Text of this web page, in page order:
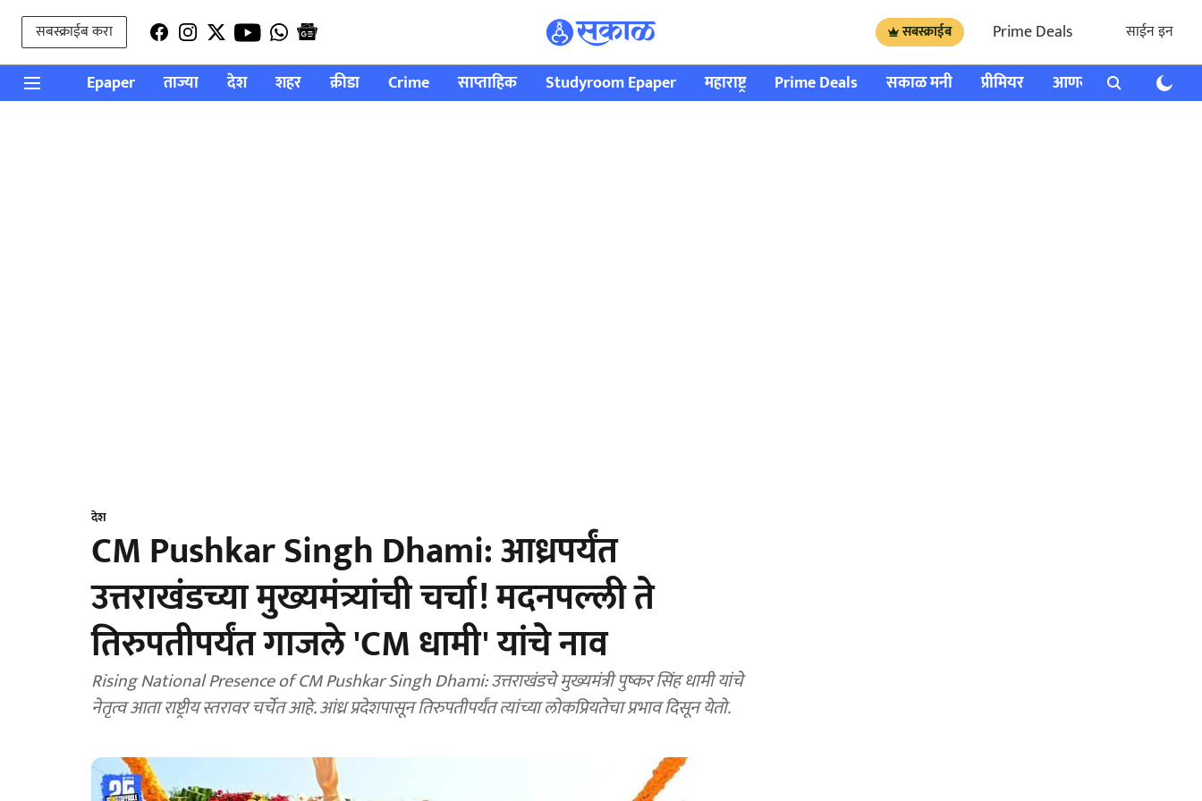
सबस्क्राईब करा सबस्क्राईब Prime Deals साईन इन
Epaper ताज्या देश शहर क्रीडा Crime साप्ताहिक Studyroom Epaper महाराष्ट्र Prime Deals सकाळ मनी प्रीमियर आणखी राशी भविष्य
देश
CM Pushkar Singh Dhami: आध्रपर्यंत
उत्तराखंडच्या मुख्यमंत्र्यांची चर्चा! मदनपल्ली ते
तिरुपतीपर्यंत गाजले 'CM धामी' यांचे नाव
Rising National Presence of CM Pushkar Singh Dhami: उत्तराखंडचे मुख्यमंत्री पुष्कर सिंह धामी यांचे
नेतृत्व आता राष्ट्रीय स्तरावर चर्चेत आहे. आंध्र प्रदेशपासून तिरुपतीपर्यंत त्यांच्या लोकप्रियतेचा प्रभाव दिसून येतो.